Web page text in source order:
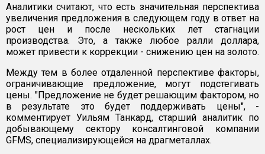
Аналитики считают, что есть значительная перспектива
увеличения предложения в следующем году в ответ на
рост цен и после нескольких лет стагнации
производства. Это, а также любое ралли доллара,
может привести к коррекции - снижению цен на золото.
Между тем в более отдаленной перспективе факторы,
ограничивающие предложение, могут подстегивать
цены. "Предложение не будет решающим фактором, но
в результате это будет поддерживать цены", -
комментирует Уильям Танкард, старший аналитик по
добывающему сектору консалтинговой компании
GFMS, специализирующейся на драгметаллах.